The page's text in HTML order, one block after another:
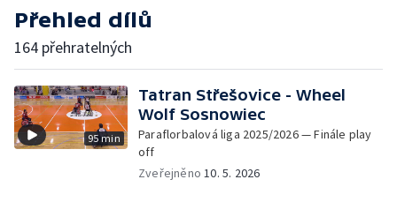
Přehled dílů
164 přehratelných
95 min
Tatran Střešovice - Wheel
Wolf Sosnowiec
Paraflorbalová liga 2025/2026 — Finále play
off
Zveřejněno10. 5. 2026